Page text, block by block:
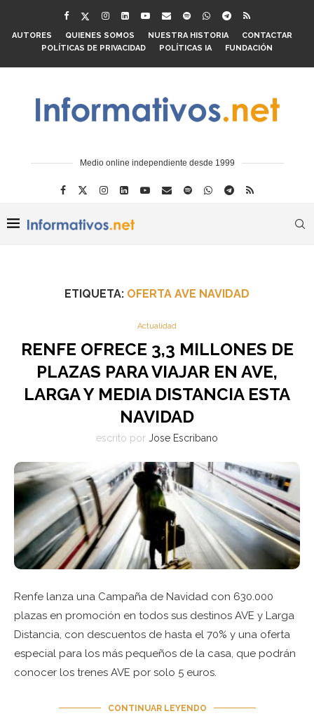
AUTORES QUIENES SOMOS NUESTRA HISTORIA
CONTACTAR
POLÍTICAS DE PRIVACIDAD
POLÍTICAS IA FUNDACIÓN
Medio online independiente desde 1999
ETIQUETA: OFERTA AVE NAVIDAD
Actualidad
RENFE OFRECE 3,3 MILLONES DE
PLAZAS PARA VIAJAR EN AVE,
LARGA Y MEDIA DISTANCIA ESTA
NAVIDAD
escrito por Jose Escribano
Renfe lanza una Campaña de Navidad con 630.000
plazas en promoción en todos sus destinos AVE y Larga
Distancia, con descuentos de hasta el 70% y una oferta
especial para los más pequeños de la casa, que podrán
conocer los trenes AVE por solo 5 euros.
CONTINUAR LEYENDO